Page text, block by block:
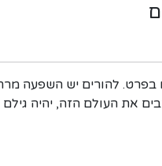
בפרט. להורים יש השפעה
את העולם הזה, יהיה גילם